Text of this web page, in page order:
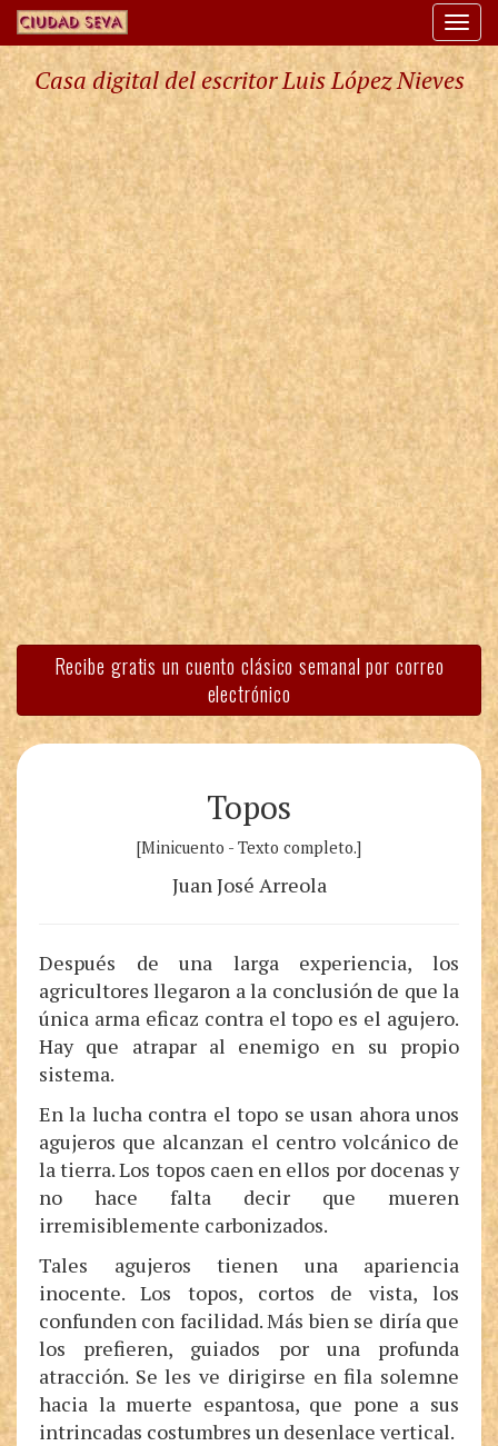
Casa digital del escritor Luis López Nieves
Recibe gratis un cuento clásico semanal por correo
electrónico
Topos
[Minicuento - Texto completo.]
Juan José Arreola
Después de una larga experiencia, los
agricultores llegaron a la conclusión de que la
única arma eficaz contra el topo es el agujero.
Hay que atrapar al enemigo en su propio
sistema.
En la lucha contra el topo se usan ahora unos
agujeros que alcanzan el centro volcánico de
la tierra. Los topos caen en ellos por docenas y
no hace falta decir que mueren
irremisiblemente carbonizados.
Tales agujeros tienen una apariencia
inocente. Los topos, cortos de vista, los
confunden con facilidad. Más bien se diría que
los prefieren, guiados por una profunda
atracción. Se les ve dirigirse en fila solemne
hacia la muerte espantosa, que pone a sus
intrincadas costumbres un desenlace vertical.